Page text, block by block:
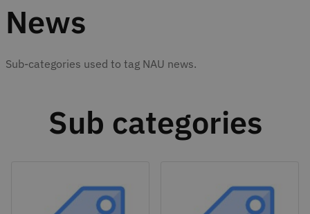
News
Sub-categories used to tag NAU news.
Sub categories